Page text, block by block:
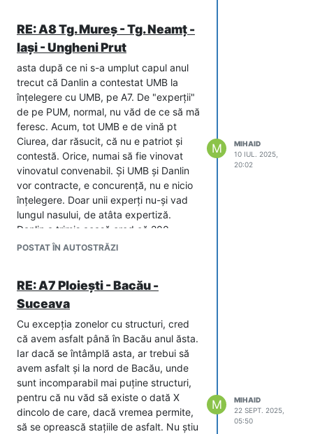
și mai mult decât lotul ăsta, chiar aș fi
liniștit dacă ar mai lua un lot de A/DX.
Asocierea asta ca forță e peste cea de
la DX Turda, aia cu Dimex. Tot minciună
propagată pe PUM a fost și aia că erau
înțeleși cu UMB să tot facă contestații.
Nici vorbă. Chiar ar fi vrut să câștige, să
lucreze ei.
RE: A8 Tg. Mureș - Tg. Neamț -
Iași - Ungheni Prut
asta după ce ni s-a umplut capul anul
trecut că Danlin a contestat UMB la
înțelegere cu UMB, pe A7. De "experții"
de pe PUM, normal, nu văd de ce să mă
feresc. Acum, tot UMB e de vină pt
Ciurea, dar răsucit, că nu e patriot și
contestă. Orice, numai să fie vinovat
vinovatul convenabil. Și UMB și Danlin
vor contracte, e concurență, nu e nicio
înțelegere. Doar unii experți nu-și vad
lungul nasului, de atâta expertiză.
Danlin a trimis acasă cred că 200
oameni, lucrează prin rotație, să nu-i
adevărul... Contestația e un drept firesc
al oricui se simte nedreptățit, e treaba
statului să se pronunțe repede.
POSTAT ÎN AUTOSTRĂZI
M
MIHAID
10 IUL. 2025,
20:02
RE: A7 Ploiești - Bacău -
Suceava
Cu excepția zonelor cu structuri, cred
că avem asfalt până în Bacău anul ăsta.
Iar dacă se întâmplă asta, ar trebui să
avem asfalt și la nord de Bacău, unde
sunt incomparabil mai puține structuri,
pentru că nu văd să existe o dată X
dincolo de care, dacă vremea permite,
să se oprească stațiile de asfalt. Nu știu
M
MIHAID
22 SEPT. 2025,
05:50